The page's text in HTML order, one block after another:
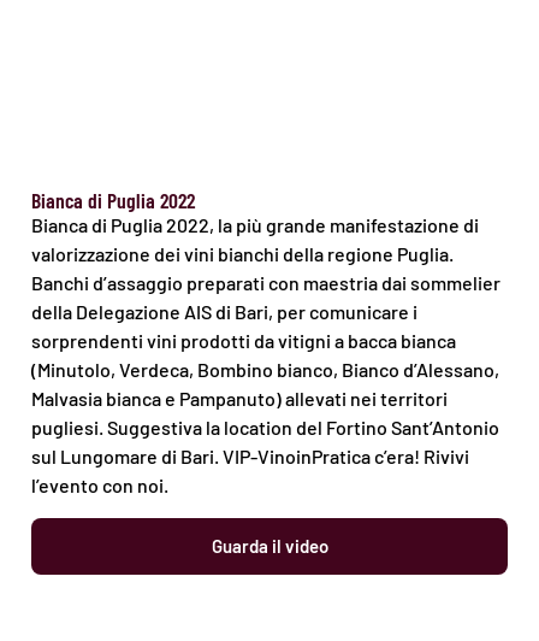
Bianca di Puglia 2022
Bianca di Puglia 2022, la più grande manifestazione di
valorizzazione dei vini bianchi della regione Puglia.
Banchi d’assaggio preparati con maestria dai sommelier
della Delegazione AIS di Bari, per comunicare i
sorprendenti vini prodotti da vitigni a bacca bianca
(Minutolo, Verdeca, Bombino bianco, Bianco d’Alessano,
Malvasia bianca e Pampanuto) allevati nei territori
pugliesi. Suggestiva la location del Fortino Sant’Antonio
sul Lungomare di Bari. VIP-VinoinPratica c’era! Rivivi
l’evento con noi.
Guarda il video